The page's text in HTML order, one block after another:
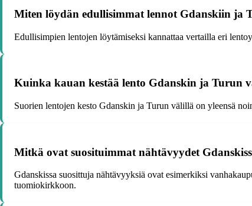
Miten löydän edullisimmat lennot Gdanskiin ja
Edullisimpien lentojen löytämiseksi kannattaa vertailla eri
Kuinka kauan kestää lento Gdanskin ja Turun
Suorien lentojen kesto Gdanskin ja Turun välillä on yleensä
Mitkä ovat suosituimmat nähtävyydet
Gdanskissa suosittuja nähtävyyksiä ovat esimerkiksi
tuomiokirkkoon.